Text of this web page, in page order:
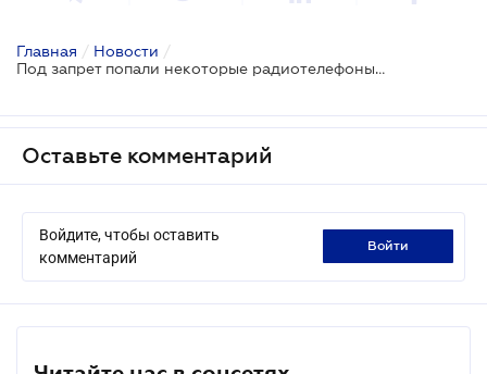
Главная / Новости /
Под запрет попали некоторые радиотелефоны и «глушилки»
Оставьте комментарий
Войдите, чтобы оставить
комментарий
войти